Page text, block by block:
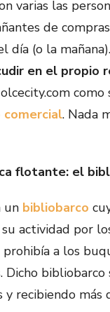
varias las
de
día (o la mañana).
en el propio
. Nada
flotante: el
un bibliobarco
actividad por
a los
Dicho
y recibiendo